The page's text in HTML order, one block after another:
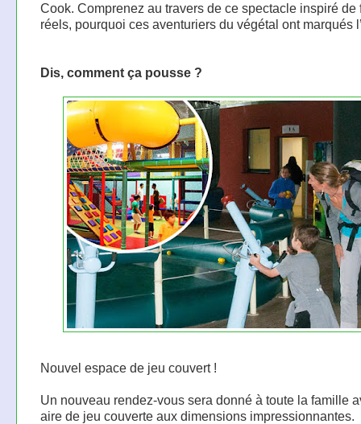
Cook. Comprenez au travers de ce spectacle inspiré de
réels, pourquoi ces aventuriers du végétal ont marqués
Dis, comment ça pousse ?
Nouvel espace de jeu couvert !
Un nouveau rendez-vous sera donné à toute la famille
aire de jeu couverte aux dimensions impressionnantes.